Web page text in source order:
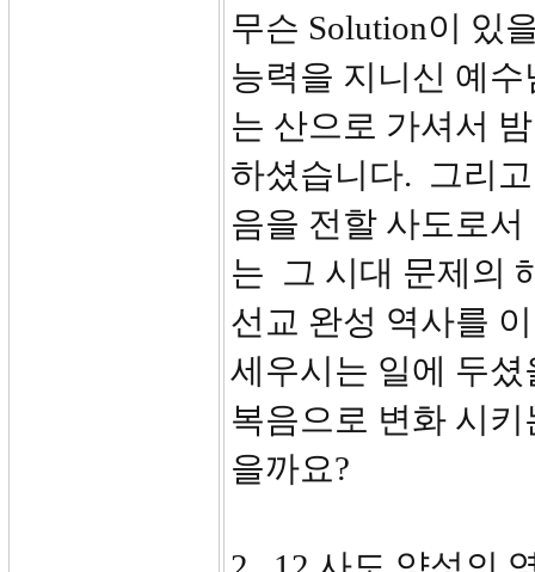
무슨 Solution이 있
능력을 지니신 예
는 산으로 가셔서
하셨습니다. 그리
음을 전할 사도로
는 그 시대 문제의
선교 완성 역사를
세우시는 일에 두
복음으로 변화 시
을까요?